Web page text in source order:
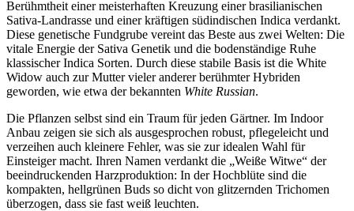
Berühmtheit einer meisterhaften Kreuzung einer brasilianischen
Sativa-Landrasse und einer kräftigen südindischen Indica verdankt.
Diese genetische Fundgrube vereint das Beste aus zwei Welten: Die
vitale Energie der Sativa Genetik und die bodenständige Ruhe
klassischer Indica Sorten. Durch diese stabile Basis ist die White
Widow auch zur Mutter vieler anderer berühmter Hybriden
geworden, wie etwa der bekannten White Russian.
Die Pflanzen selbst sind ein Traum für jeden Gärtner. Im Indoor
Anbau zeigen sie sich als ausgesprochen robust, pflegeleicht und
verzeihen auch kleinere Fehler, was sie zur idealen Wahl für
Einsteiger macht. Ihren Namen verdankt die „Weiße Witwe“ der
beeindruckenden Harzproduktion: In der Hochblüte sind die
kompakten, hellgrünen Buds so dicht von glitzernden Trichomen
überzogen, dass sie fast weiß leuchten.